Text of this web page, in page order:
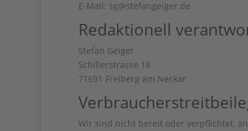
E-Mail: sg@stefangeiger.de
Redaktionell
Stefan Geiger
Schillerstrasse 18
71691 Freiberg am Neckar
Wir sind nicht bereit oder verpflichtet,